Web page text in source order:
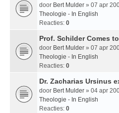
door Bert Mulder » 07 apr
Theologie - In English
Reacties: 0
Prof. Schilder Comes
door Bert Mulder » 07 apr
Theologie - In English
Reacties: 0
Dr. Zacharias Ursinus
door Bert Mulder » 04 apr
Theologie - In English
Reacties: 0